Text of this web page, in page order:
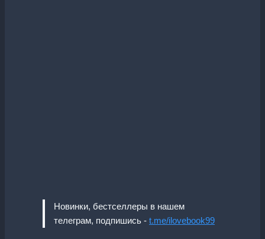
Новинки, бестселлеры в нашем
телеграм, подпишись - t.me/ilovebook99